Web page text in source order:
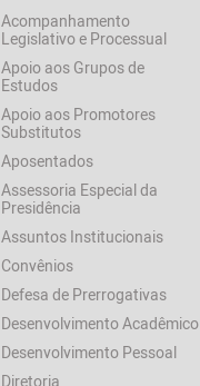
Acompanhamento
Legislativo e Processual
Apoio aos Grupos de
Estudos
Apoio aos Promotores
Substitutos
Aposentados
Assessoria Especial da
Presidência
Assuntos Institucionais
Convênios
Defesa de Prerrogativas
Desenvolvimento Acadêmico
Desenvolvimento Pessoal
Diretoria